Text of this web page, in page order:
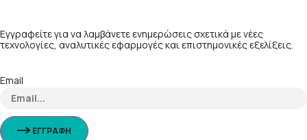
Εγγραφείτε για να λαμβάνετε ενημερώσεις σχετικά με νέες
τεχνολογίες, αναλυτικές εφαρμογές και επιστημονικές εξελίξεις.
Email
ΕΓΓΡΑΦΗ